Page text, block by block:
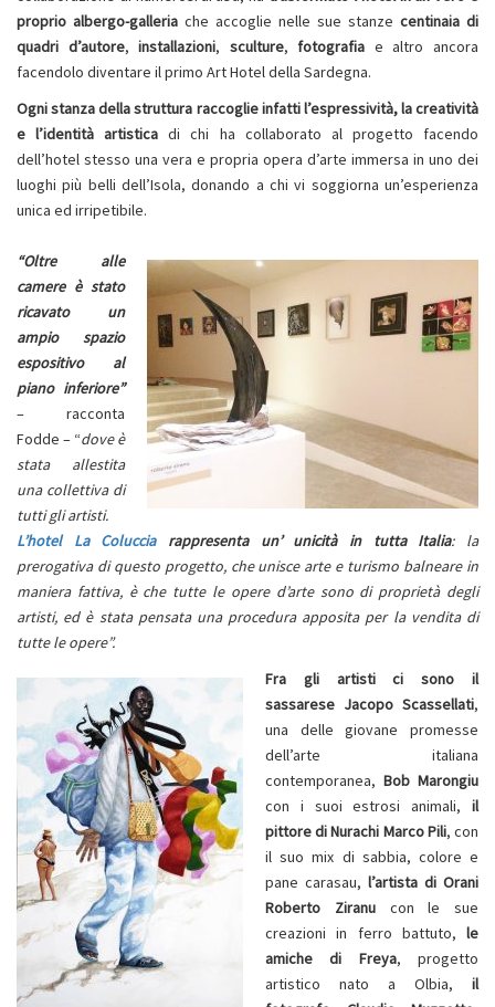
proprio albergo-galleria che accoglie nelle sue stanze centinaia di
quadri d’autore,installazioni, sculture, fotografia e altro ancora
facendolo diventare il primo Art Hotel della Sardegna.
Ogni stanza della struttura raccoglie infatti l’espressività, la creatività
e l’identità artistica di chi ha collaborato al progetto facendo
dell’hotel stesso una vera e propria opera d’arte immersa in uno dei
luoghi più belli dell’Isola, donando a chi vi soggiorna un’esperienza
unica ed irripetibile.
“Oltre alle
camere è stato
ricavato un
ampio spazio
espositivo al
piano inferiore”
– racconta
Fodde – “dove è
stata allestita
una collettiva di
tutti gli artisti.
L’hotel La Colucciarappresenta un’ unicità in tutta Italia: la
prerogativa di questo progetto, che unisce arte e turismo balneare in
maniera fattiva, è che tutte le opere d’arte sono di proprietà degli
artisti, ed è stata pensata una procedura apposita per la vendita di
tutte le opere”.
Fra gli artisti ci sono il
sassarese Jacopo Scassellati,
una delle giovane promesse
dell’arte italiana
contemporanea, Bob Marongiu
con i suoi estrosi animali, il
pittore di Nurachi Marco Pili, con
il suo mix di sabbia, colore e
pane carasau, l’artista di Orani
Roberto Ziranucon le sue
creazioni in ferro battuto, le
amiche di Freya, progetto
artistico nato a Olbia, il